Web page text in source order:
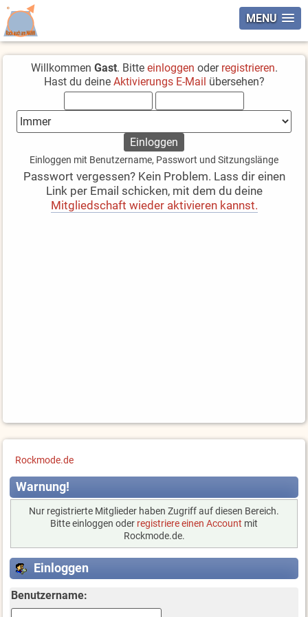
MENU
Willkommen Gast. Bitte einloggen oder registrieren.
Hast du deine Aktivierungs E-Mail übersehen?
Einloggen mit Benutzername, Passwort und Sitzungslänge
Passwort vergessen? Kein Problem. Lass dir einen
Link per Email schicken, mit dem du deine
Mitgliedschaft wieder aktivieren kannst.
Rockmode.de
Warnung!
Nur registrierte Mitglieder haben Zugriff auf diesen Bereich.
Bitte einloggen oder registriere einen Account mit
Rockmode.de.
Einloggen
Benutzername: